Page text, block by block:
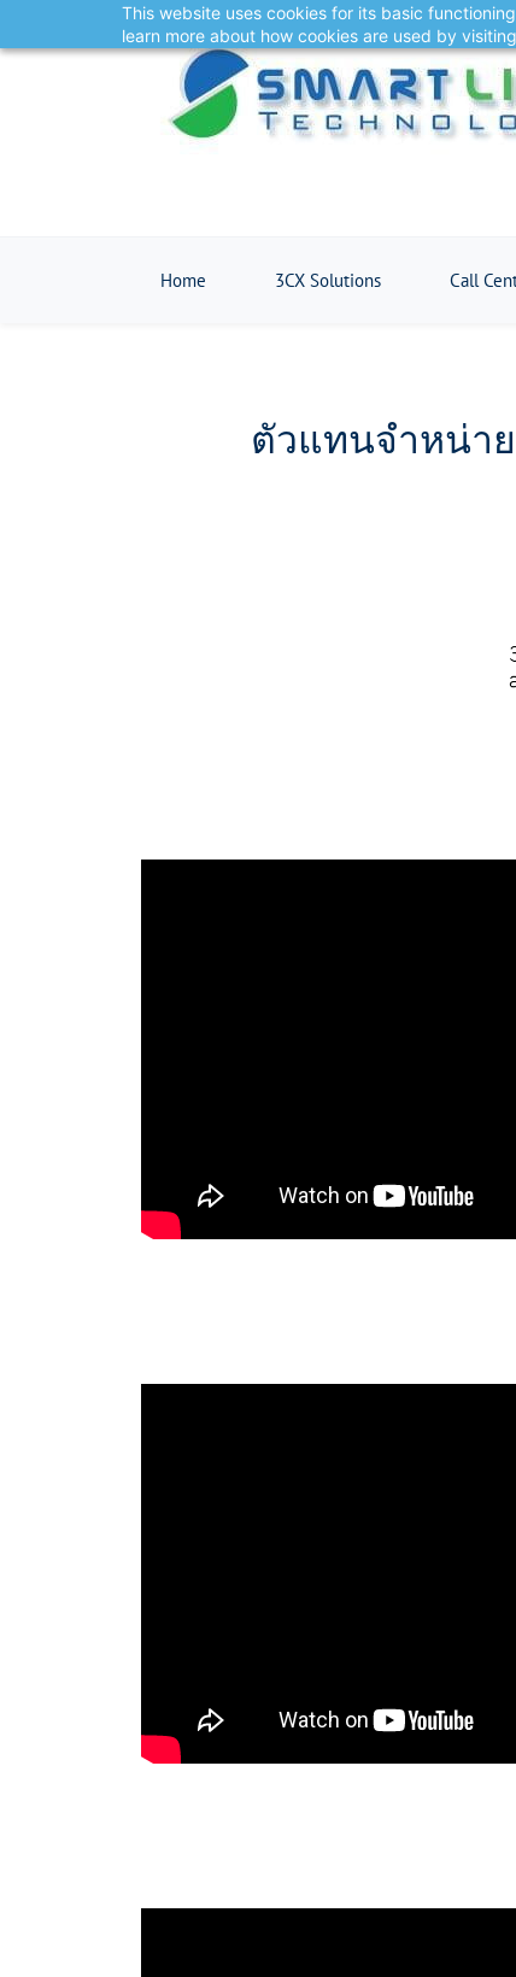
This website uses cookies for its basic
learn more about how cookies are used by
to
Home 3CX Solutions Call
ตัวแทนจำหน่าย